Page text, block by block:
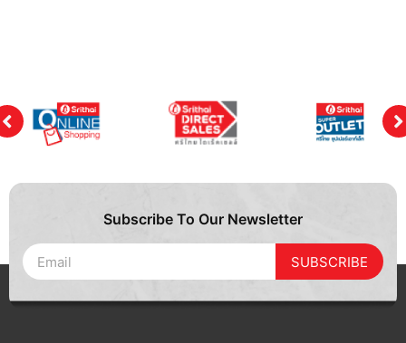
Subscribe To Our Newsletter
SUBSCRIBE